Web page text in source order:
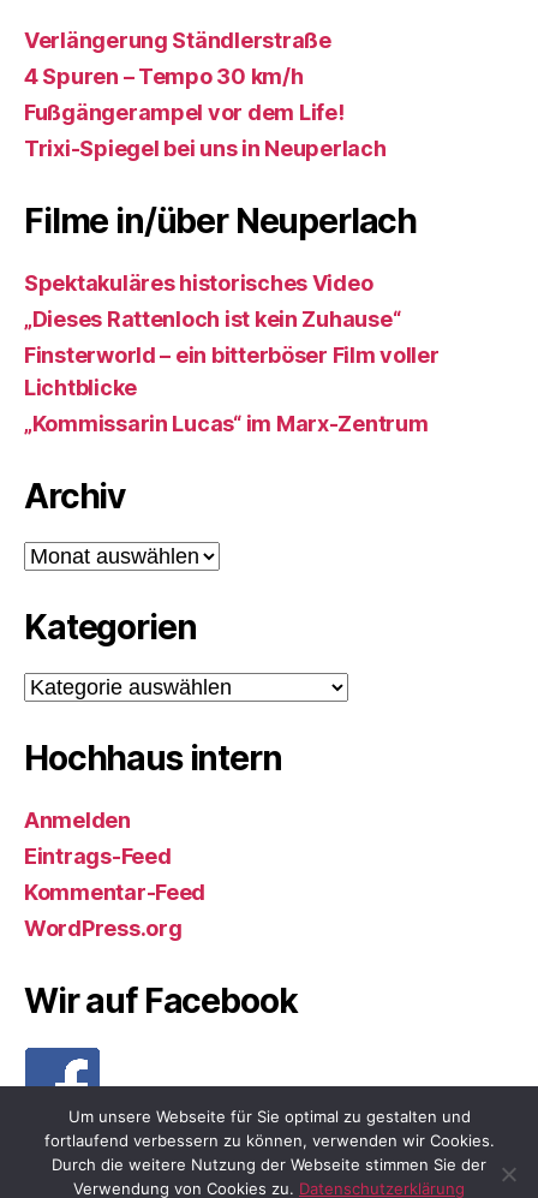
Verlängerung Ständlerstraße
4 Spuren – Tempo 30 km/h
Fußgängerampel vor dem Life!
Trixi-Spiegel bei uns in Neuperlach
Filme in/über Neuperlach
Spektakuläres historisches Video
„Dieses Rattenloch ist kein Zuhause“
Finsterworld – ein bitterböser Film voller
Lichtblicke
„Kommissarin Lucas“ im Marx-Zentrum
Archiv
Archiv
Kategorien
Kategorien
Hochhaus intern
Anmelden
Eintrags-Feed
Kommentar-Feed
WordPress.org
Wir auf Facebook
Um unsere Webseite für Sie optimal zu gestalten und
fortlaufend verbessern zu können, verwenden wir Cookies.
Durch die weitere Nutzung der Webseite stimmen Sie der
Verwendung von Cookies zu. Datenschutzerklärung